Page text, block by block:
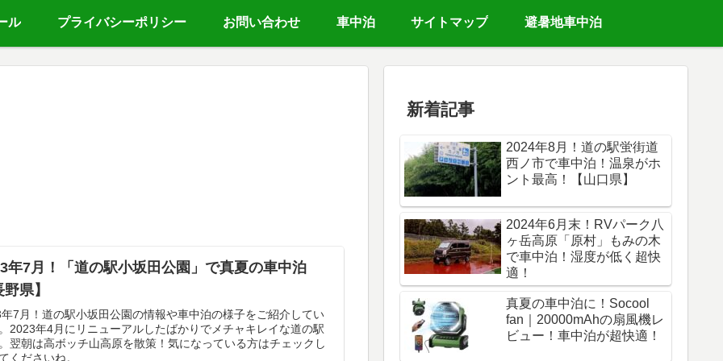
ル プライバシーポリシー お問い合わせ 車中泊 サイトマップ 避暑地車中泊
年7月！「道の駅小坂田公園」で真夏の車中泊
県】
7月！道の駅小坂田公園の情報や車中泊の様子をご紹介してい
2023年4月にリニューアルしたばかりでメチャキレイな道の駅
翌朝は高ボッチ山高原を散策！気になっている方はチェックし
くださいね。
新着記事
2024年8月！道の駅蛍街道
西ノ市で車中泊！温泉がホ
ント最高！【山口県】
2024年6月末！RVパーク八
ヶ岳高原「原村」もみの木
で車中泊！湿度が低く超快
適！
真夏の車中泊に！Socool
fan｜20000mAhの扇風機レ
ビュー！車中泊が超快適！